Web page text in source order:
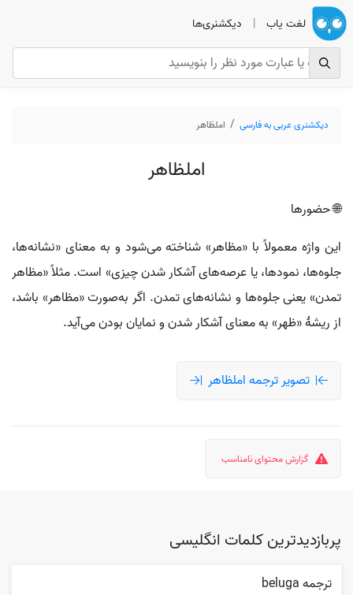
لغت یاب | دیکشنری‌ها
دیکشنری عربی به فارسی املظاهر
املظاهر
🌐 حضورها
این واژه معمولاً با «مظاهر» شناخته می‌شود و به معنای «نشانه‌ها،
جلوه‌ها، نمودها، یا عرصه‌های آشکار شدن چیزی» است. مثلاً «مظاهر
تمدن» یعنی جلوه‌ها و نشانه‌های تمدن. اگر به‌صورت «مظاهر» باشد،
از ریشهٔ «ظهر» به معنای آشکار شدن و نمایان بودن می‌آید.
تصویر ترجمه املظاهر
گزارش محتوای نامناسب
پربازدیدترین کلمات انگلیسی
ترجمه beluga